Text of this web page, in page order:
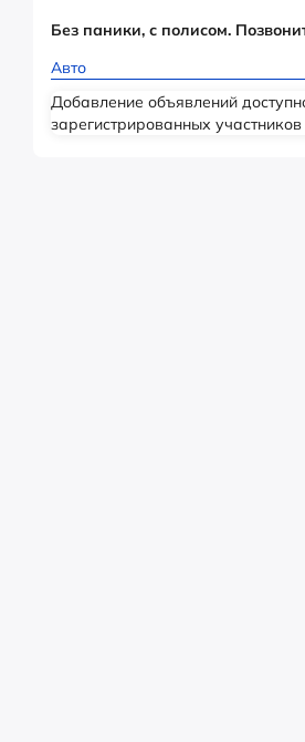
Без паники, с полисом.
Авто
Добавление объявлений
зарегистрированных участников